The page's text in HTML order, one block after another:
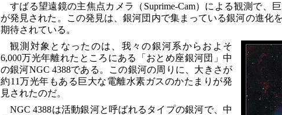
すばる望遠鏡の主焦点カメラ（Suprime-Cam）による観測で、
が発見された。この発見は、銀河団内で集まっている銀河の進化
期待されている。
観測対象となったのは、我々の銀河系からおよそ
6,000万光年離れたところにある「おとめ座銀河団」中
の銀河NGC 4388である。この銀河の周りに、大きさが
約11万光年もある巨大な電離水素ガスのかたまりが発
見されたのだ。
NGC 4388は活動銀河と呼ばれるタイプの銀河で、中